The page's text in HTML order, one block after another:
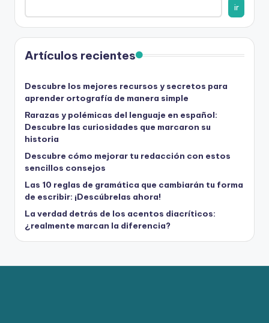
ir
Artículos recientes
Descubre los mejores recursos y secretos para
aprender ortografía de manera simple
Rarazas y polémicas del lenguaje en español:
Descubre las curiosidades que marcaron su
historia
Descubre cómo mejorar tu redacción con estos
sencillos consejos
Las 10 reglas de gramática que cambiarán tu forma
de escribir: ¡Descúbrelas ahora!
La verdad detrás de los acentos diacríticos:
¿realmente marcan la diferencia?